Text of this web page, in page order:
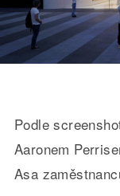
Podle
Aaronem
Asa